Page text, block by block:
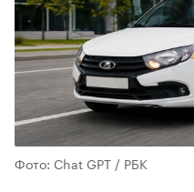
Фото: Chat GPT / РБК